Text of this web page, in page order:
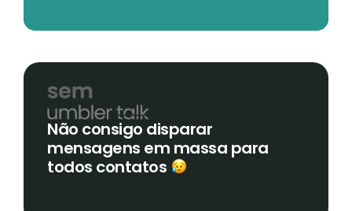
Não consigo disparar
mensagens em massa para
todos contatos